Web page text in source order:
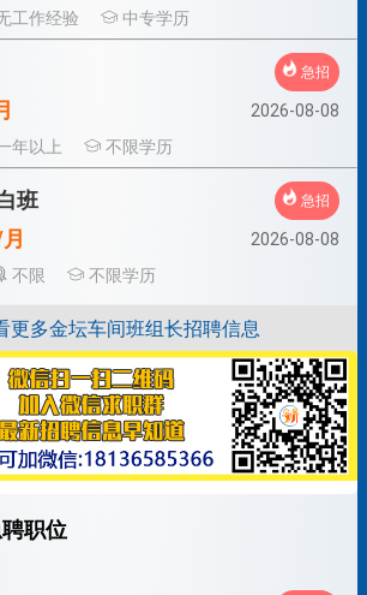
工作经验 中专学历
急招
2026-08-08
年以上 不限学历
班 急招
2026-08-08
不限 不限学历
更多金坛车间班组长招聘信息
职位